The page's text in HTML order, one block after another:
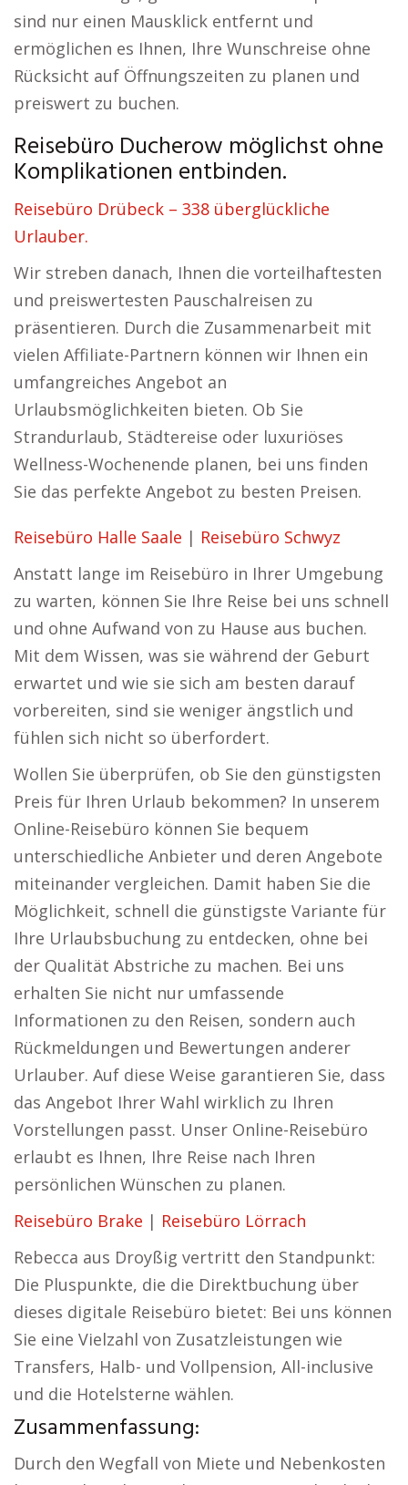
sind nur einen Mausklick entfernt und
ermöglichen es Ihnen, Ihre Wunschreise ohne
Rücksicht auf Öffnungszeiten zu planen und
preiswert zu buchen.
Reisebüro Ducherow möglichst ohne
Komplikationen entbinden.
Reisebüro Drübeck – 338 überglückliche
Urlauber.
Wir streben danach, Ihnen die vorteilhaftesten
und preiswertesten Pauschalreisen zu
präsentieren. Durch die Zusammenarbeit mit
vielen Affiliate-Partnern können wir Ihnen ein
umfangreiches Angebot an
Urlaubsmöglichkeiten bieten. Ob Sie
Strandurlaub, Städtereise oder luxuriöses
Wellness-Wochenende planen, bei uns finden
Sie das perfekte Angebot zu besten Preisen.
Reisebüro Halle Saale | Reisebüro Schwyz
Anstatt lange im Reisebüro in Ihrer Umgebung
zu warten, können Sie Ihre Reise bei uns schnell
und ohne Aufwand von zu Hause aus buchen.
Mit dem Wissen, was sie während der Geburt
erwartet und wie sie sich am besten darauf
vorbereiten, sind sie weniger ängstlich und
fühlen sich nicht so überfordert.
Wollen Sie überprüfen, ob Sie den günstigsten
Preis für Ihren Urlaub bekommen? In unserem
Online-Reisebüro können Sie bequem
unterschiedliche Anbieter und deren Angebote
miteinander vergleichen. Damit haben Sie die
Möglichkeit, schnell die günstigste Variante für
Ihre Urlaubsbuchung zu entdecken, ohne bei
der Qualität Abstriche zu machen. Bei uns
erhalten Sie nicht nur umfassende
Informationen zu den Reisen, sondern auch
Rückmeldungen und Bewertungen anderer
Urlauber. Auf diese Weise garantieren Sie, dass
das Angebot Ihrer Wahl wirklich zu Ihren
Vorstellungen passt. Unser Online-Reisebüro
erlaubt es Ihnen, Ihre Reise nach Ihren
persönlichen Wünschen zu planen.
Reisebüro Brake | Reisebüro Lörrach
Rebecca aus Droyßig vertritt den Standpunkt:
Die Pluspunkte, die die Direktbuchung über
dieses digitale Reisebüro bietet: Bei uns können
Sie eine Vielzahl von Zusatzleistungen wie
Transfers, Halb- und Vollpension, All-inclusive
und die Hotelsterne wählen.
Zusammenfassung:
Durch den Wegfall von Miete und Nebenkosten